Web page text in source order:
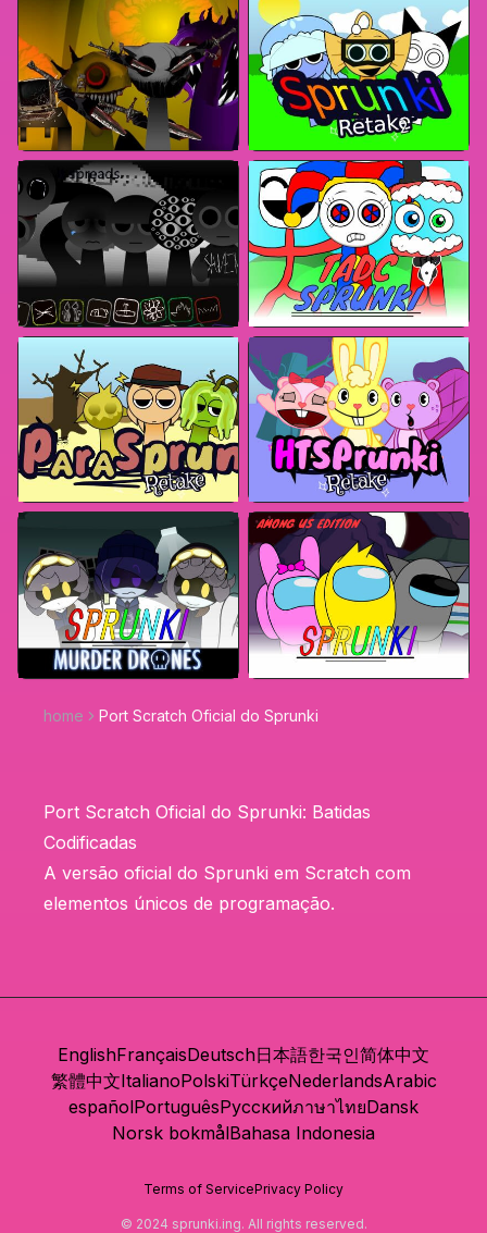
home Port Scratch Oficial do Sprunki
Port Scratch Oficial do Sprunki: Batidas
Codificadas
A versão oficial do Sprunki em Scratch com
elementos únicos de programação.
EnglishFrançaisDeutsch日本語한국인简体中文
繁體中文ItalianoPolskiTürkçeNederlandsArabic
españolPortuguêsРусскийภาษาไทยDansk
Norsk bokmålBahasa Indonesia
Terms of ServicePrivacy Policy
© 2024 sprunki.ing. All rights reserved.